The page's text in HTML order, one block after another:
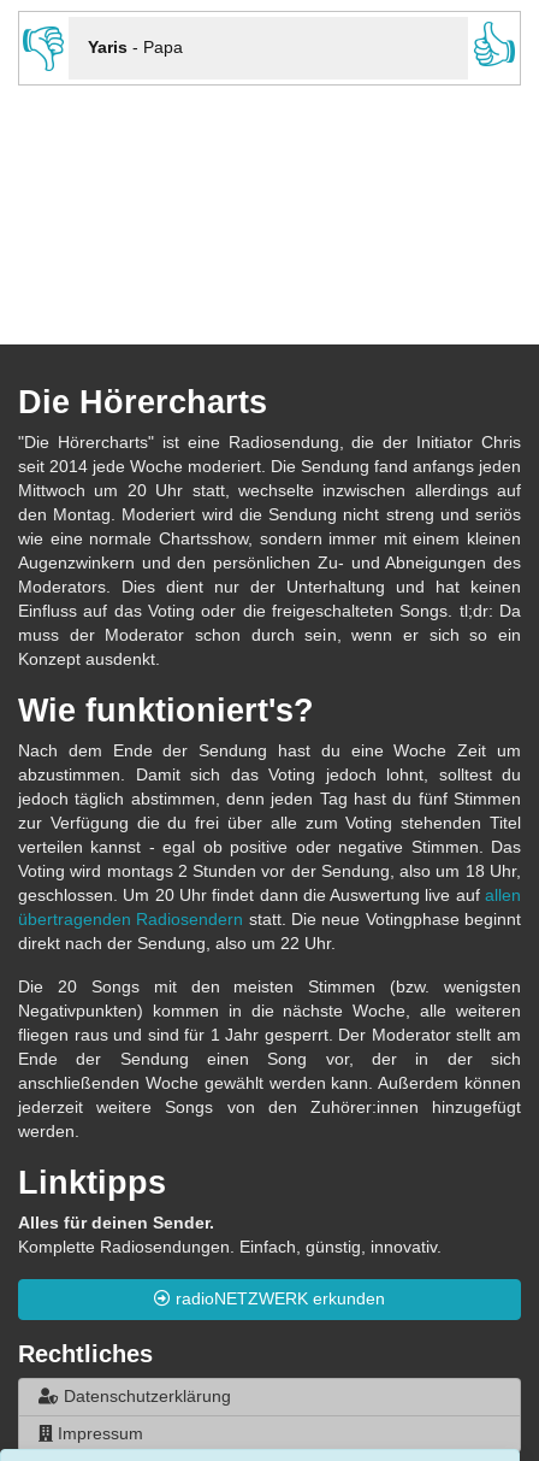
👎
Yaris- Papa 👍
Die Hörercharts
"Die Hörercharts" ist eine Radiosendung, die der Initiator Chris
seit 2014 jede Woche moderiert. Die Sendung fand anfangs jeden
Mittwoch um 20 Uhr statt, wechselte inzwischen allerdings auf
den Montag. Moderiert wird die Sendung nicht streng und seriös
wie eine normale Chartsshow, sondern immer mit einem kleinen
Augenzwinkern und den persönlichen Zu- und Abneigungen des
Moderators. Dies dient nur der Unterhaltung und hat keinen
Einfluss auf das Voting oder die freigeschalteten Songs. tl;dr: Da
muss der Moderator schon durch sein, wenn er sich so ein
Konzept ausdenkt.
Wie funktioniert's?
Nach dem Ende der Sendung hast du eine Woche Zeit um
abzustimmen. Damit sich das Voting jedoch lohnt, solltest du
jedoch täglich abstimmen, denn jeden Tag hast du fünf Stimmen
zur Verfügung die du frei über alle zum Voting stehenden Titel
verteilen kannst - egal ob positive oder negative Stimmen. Das
Voting wird montags 2 Stunden vor der Sendung, also um 18 Uhr,
geschlossen. Um 20 Uhr findet dann die Auswertung live auf allen
übertragenden Radiosendern statt. Die neue Votingphase beginnt
direkt nach der Sendung, also um 22 Uhr.
Die 20 Songs mit den meisten Stimmen (bzw. wenigsten
Negativpunkten) kommen in die nächste Woche, alle weiteren
fliegen raus und sind für 1 Jahr gesperrt. Der Moderator stellt am
Ende der Sendung einen Song vor, der in der sich
anschließenden Woche gewählt werden kann. Außerdem können
jederzeit weitere Songs von den Zuhörer:innen hinzugefügt
werden.
Linktipps
Alles für deinen Sender.
Komplette Radiosendungen. Einfach, günstig, innovativ.
radioNETZWERK erkunden
Rechtliches
Datenschutzerklärung
Impressum